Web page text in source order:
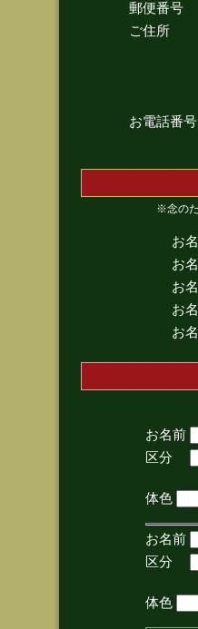
郵便番号
ご住所
お電話番号
※念の
お
お
お
お
お
お名前
区分
(
体色
お名前
区分
(
体色